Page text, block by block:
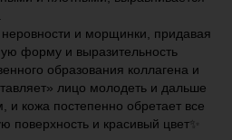
неровности и морщинки, придавая
форму и выразительность
образования коллагена и
лицо молодеть и дальше
и кожа постепенно обретает все
поверхность и красивый цвет✨